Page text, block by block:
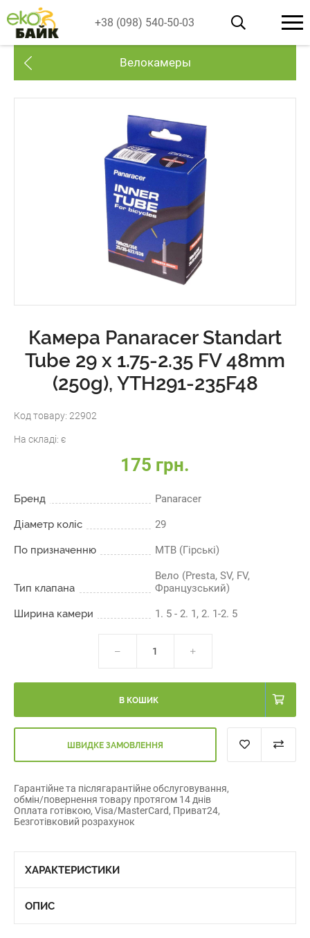
+38 (098) 540-50-03
Велокамеры
Камера Panaracer Standart
Tube 29 x 1.75-2.35 FV 48mm
(250g), YTH291-235F48
Код товару: 22902
На складі: є
175 грн.
Бренд Panaracer
Діаметр коліс 29
По призначенню МТВ (Гірські)
Тип клапана
Вело (Presta, SV, FV,
Французський)
Ширина камери 1. 5 - 2. 1, 2. 1-2. 5
В КОШИК
ШВИДКЕ ЗАМОВЛЕННЯ
Гарантійне та післягарантійне обслуговування,
обмін/повернення товару протягом 14 днів
Оплата готівкою, Visa/MasterCard, Приват24,
Безготівковий розрахунок
ХАРАКТЕРИСТИКИ
ОПИС